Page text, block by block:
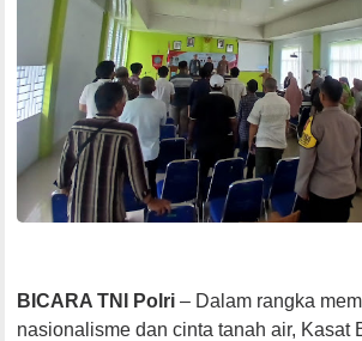
BICARA TNI Polri – Dalam rangka
nasionalisme dan cinta tanah air, Kasat